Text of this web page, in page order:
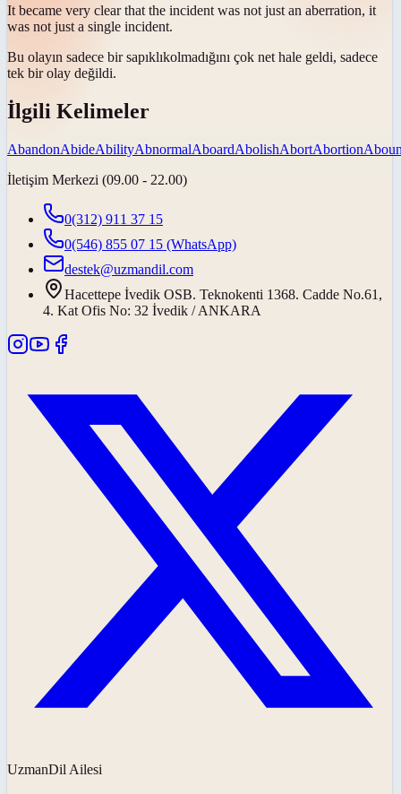
It became very clear that the incident was not just an aberration, it
was not just a single incident.
Bu olayın sadece bir sapıklıkolmadığını çok net hale geldi, sadece
tek bir olay değildi.
İlgili Kelimeler
AbandonAbideAbilityAbnormalAboardAbolishAbortAbortion
İletişim Merkezi (09.00 - 22.00)
0(312) 911 37 15
0(546) 855 07 15 (WhatsApp)
destek@uzmandil.com
Hacettepe İvedik OSB. Teknokenti 1368. Cadde No.61,
4. Kat Ofis No: 32 İvedik / ANKARA
UzmanDil Ailesi